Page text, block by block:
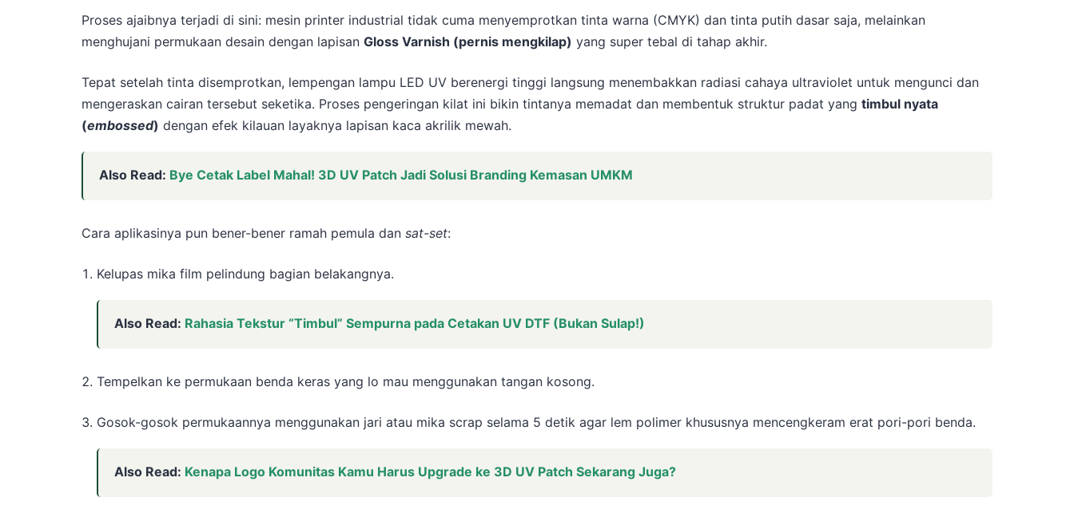
Proses ajaibnya terjadi di sini: mesin printer industrial tidak cuma menyemprotkan tinta warna (CMYK) dan tinta putih dasar saja, melainkan
menghujani permukaan desain dengan lapisan Gloss Varnish (pernis mengkilap) yang super tebal di tahap akhir.
Tepat setelah tinta disemprotkan, lempengan lampu LED UV berenergi tinggi langsung menembakkan radiasi cahaya ultraviolet untuk mengunci dan
mengeraskan cairan tersebut seketika. Proses pengeringan kilat ini bikin tintanya memadat dan membentuk struktur padat yang timbul nyata
(embossed) dengan efek kilauan layaknya lapisan kaca akrilik mewah.
Also Read: Bye Cetak Label Mahal! 3D UV Patch Jadi Solusi Branding Kemasan UMKM
Cara aplikasinya pun bener-bener ramah pemula dan sat-set:
Kelupas mika film pelindung bagian belakangnya.
Also Read: Rahasia Tekstur “Timbul” Sempurna pada Cetakan UV DTF (Bukan Sulap!)
Tempelkan ke permukaan benda keras yang lo mau menggunakan tangan kosong.
Gosok-gosok permukaannya menggunakan jari atau mika scrap selama 5 detik agar lem polimer khususnya mencengkeram erat pori-pori benda.
Also Read: Kenapa Logo Komunitas Kamu Harus Upgrade ke 3D UV Patch Sekarang Juga?